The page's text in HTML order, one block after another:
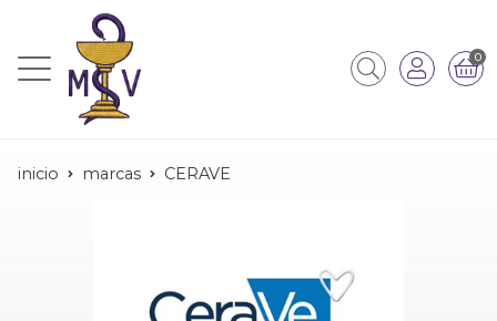
0
inicio marcas CERAVE